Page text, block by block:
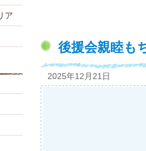
ア
後援会親睦
2025年12月21日